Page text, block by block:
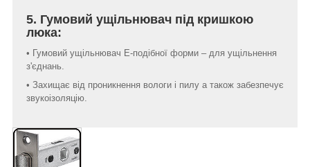
5. Гумовий ущільнювач під кришкою
люка:
• Гумовий ущільнювач Е-подібної форми – для ущільнення
з'єднань.
• Захищає від проникнення вологи і пилу а також забезпечує
звукоізоляцію.